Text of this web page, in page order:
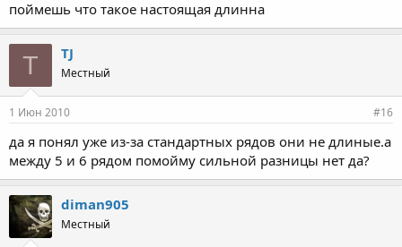
поймешь что такое настоящая длинна
T TJ
Местный
1 Июн 2010 #16
да я понял уже из-за стандартных рядов они не длиные.а
между 5 и 6 рядом помойму сильной разницы нет да?
diman905
Местный